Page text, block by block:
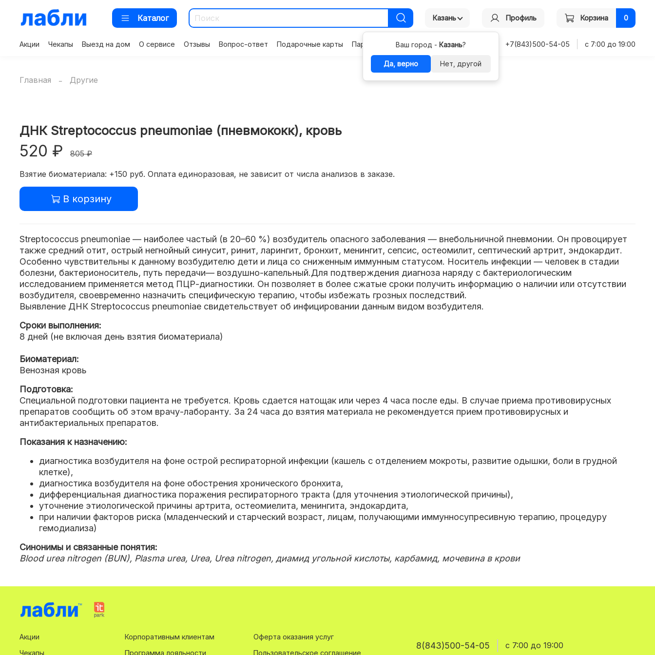
Каталог Казань
Ваш город - Казань?
Да, верно Нет, другой
Профиль Корзина 0
Акции Чекапы Выезд на дом О сервисе Отзывы Вопрос-ответ Подарочные карты Партнерам Контакты +7(843)500-54-05 с 7:00 до 19:00
Главная Другие
ДНК Streptococcus pneumoniae (пневмококк), кровь
520 ₽ 805 ₽
Взятие биоматериала: +150 руб. Оплата единоразовая, не зависит от числа анализов в заказе.
В корзину
Streptococcus pneumoniae — наиболее частый (в 20–60 %) возбудитель опасного заболевания — внебольничной пневмонии. Он провоцирует
также средний отит, острый негнойный синусит, ринит, ларингит, бронхит, менингит, сепсис, остеомилит, септический артрит, эндокардит.
Особенно чувствительны к данному возбудителю дети и лица со сниженным иммунным статусом. Носитель инфекции — человек в стадии
болезни, бактерионоситель, путь передачи— воздушно-капельный.Для подтверждения диагноза наряду с бактериологическим
исследованием применяется метод ПЦР-диагностики. Он позволяет в более сжатые сроки получить информацию о наличии или отсутствии
возбудителя, своевременно назначить специфическую терапию, чтобы избежать грозных последствий.
Выявление ДНК Streptococcus pneumoniae свидетельствует об инфицировании данным видом возбудителя.
Сроки выполнения:
8 дней (не включая день взятия биоматериала)
Биоматериал:
Венозная кровь
Подготовка:
Специальной подготовки пациента не требуется. Кровь сдается натощак или через 4 часа после еды. В случае приема противовирусных
препаратов сообщить об этом врачу-лаборанту. За 24 часа до взятия материала не рекомендуется прием противовирусных и
антибактериальных препаратов.
Показания к назначению:
диагностика возбудителя на фоне острой респираторной инфекции (кашель с отделением мокроты, развитие одышки, боли в грудной
клетке),
диагностика возбудителя на фоне обострения хронического бронхита,
дифференциальная диагностика поражения респираторного тракта (для уточнения этиологической причины),
уточнение этиологической причины артрита, остеомиелита, менингита, эндокардита,
при наличии факторов риска (младенческий и старческий возраст, лицам, получающими иммунносупресивную терапию, процедуру
гемодиализа)
Синонимы и связанные понятия:
Blood urea nitrogen (BUN), Plasma urea, Urea, Urea nitrogen, диамид угольной кислоты, карбамид, мочевина в крови
Акции
Чекапы
Корпоративным клиентам
Программа лояльности
Оферта оказания услуг
Пользовательское соглашение
8(843)500-54-05 с 7:00 до 19:00